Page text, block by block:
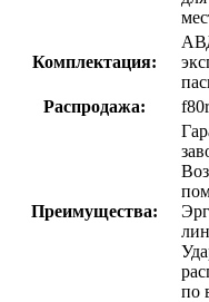
Комплектация:
Распродажа:
Преимущества:
по